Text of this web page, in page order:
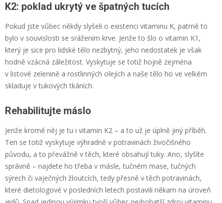
K2: poklad ukrytý ve špatných tucích
Pokud jste vůbec někdy slyšeli o existenci vitaminu K, patrně to
bylo v souvislosti se srážením krve. Jenže to šlo o vitamin K1,
který je sice pro lidské tělo nezbytný, jeho nedostatek je však
hodně vzácná záležitost. Vyskytuje se totiž hojně zejména
v listové zelenině a rostlinných olejích a naše tělo ho ve velkém
skladuje v tukových tkáních.
Rehabilitujte máslo
Jenže kromě něj je tu i vitamin K2 – a to už je úplně jiný příběh.
Ten se totiž vyskytuje výhradně v potravinách živočišného
původu, a to převážně v těch, které obsahují tuky. Ano, slyšíte
správně – najdete ho třeba v másle, tučném mase, tučných
sýrech či vaječných žloutcích, tedy přesně v těch potravinách,
které dietologové v posledních letech postavili někam na úroveň